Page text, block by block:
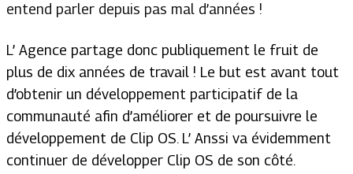
entend parler depuis pas mal d’années !
L’ Agence partage donc publiquement le fruit de
plus de dix années de travail ! Le but est avant tout
d’obtenir un développement participatif de la
communauté afin d’améliorer et de poursuivre le
développement de Clip OS. L’ Anssi va évidemment
continuer de développer Clip OS de son côté.